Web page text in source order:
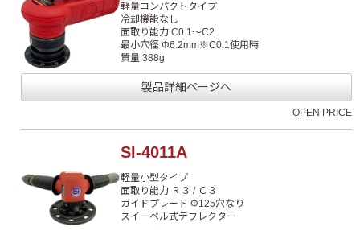
軽量コンパクトタイプ
冷却機能なし
面取り能力 C0.1～C2
最小穴径 Φ6.2mm※C0.1使用時
質量 388g
製品詳細ページへ
OPEN PRICE
SI-4011A
軽量小型タイプ
面取り能力 Ｒ３ / Ｃ３
ガイドプレート Φ125穴なり
スイーベル式デフレクター